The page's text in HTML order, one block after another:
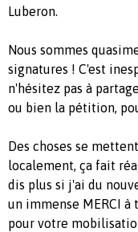
Luberon.
Nous sommes
signatures ! C'est
n'hésitez pas à
ou bien la pétition,
Des choses se
localement, ça fait
dis plus si j'ai du
un immense MERCI à
pour votre